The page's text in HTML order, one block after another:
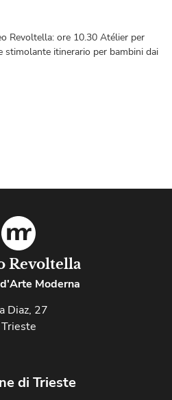
Revoltella: ore 10.30 Atélier per
stimolante itinerario per bambini dai
Revoltella
Moderna
Diaz, 27
Trieste
di Trieste